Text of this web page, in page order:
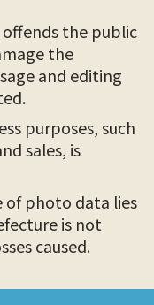
the public
the
and editing
purposes, such
sales, is
of photo data lies
is not
caused.